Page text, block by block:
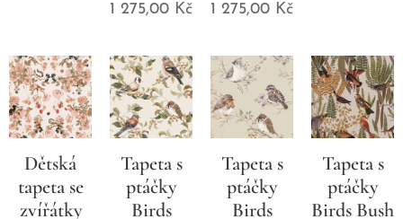
1 275,00 Kč 1 275,00 Kč
Dětská
tapeta se
zvířátky
Tapeta s
ptáčky
Birds
Tapeta s
ptáčky
Birds
Tapeta s
ptáčky
Birds Bush